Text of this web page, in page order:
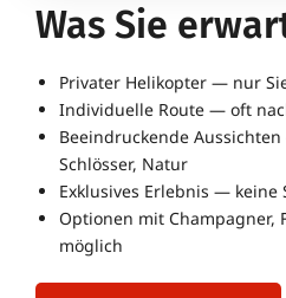
Was Sie
Pri­vater Heli­ko­pter — nur
Indi­vi­du­elle Route — oft
Beein­dru­ckende
Schlösser, Natur
Exklu­sives Erlebnis —
Optionen mit Cham­pa­gner,
möglich